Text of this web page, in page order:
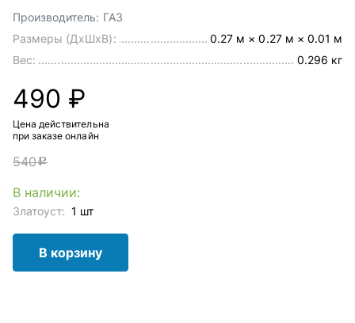
Производитель: ГАЗ
Размеры (ДхШхВ):
0.27 м × 0.27 м × 0.01 м
Вес:
0.296 кг
490 ₽
Цена действительна
при заказе онлайн
540c
В наличии:
Златоуст: 1 шт
В корзину